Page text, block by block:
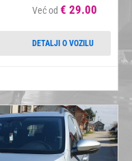
Već od € 29.00
DETALJI O VOZILU